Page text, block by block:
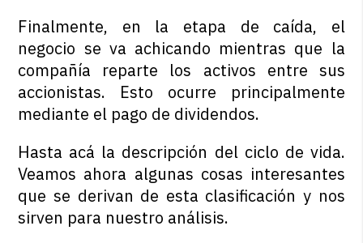
Finalmente, en la etapa de caída, el
negocio se va achicando mientras que la
compañía reparte los activos entre sus
accionistas. Esto ocurre principalmente
mediante el pago de dividendos.
Hasta acá la descripción del ciclo de vida.
Veamos ahora algunas cosas interesantes
que se derivan de esta clasificación y nos
sirven para nuestro análisis.